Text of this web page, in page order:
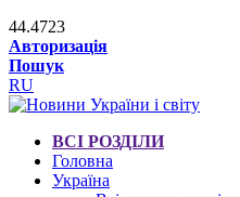
44.4723
Авторизація
Пошук
RU
ВСІ РОЗДІЛИ
Головна
Україна